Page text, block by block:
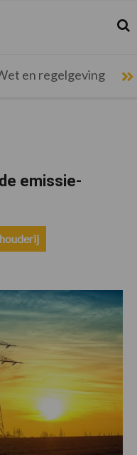
en regelgeving
emissie-